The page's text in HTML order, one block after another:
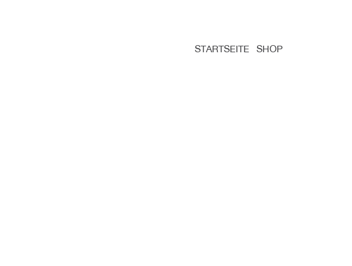
STARTSEITE SHOP